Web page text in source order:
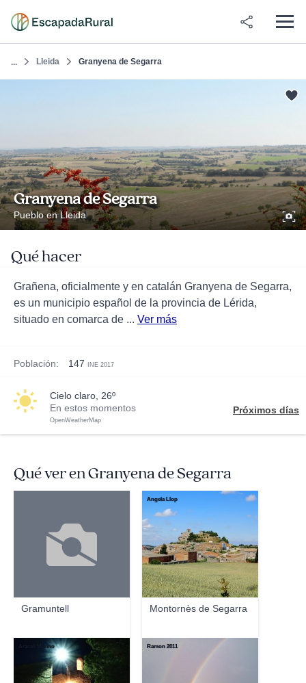
... Lleida Granyena de Segarra
Granyena de Segarra
Pueblo en Lleida
Qué hacer
Grañena, oficialmente y en catalán Granyena de Segarra,
es un municipio español de la provincia de Lérida,
situado en comarca de ... Ver más
Población: 147 INE 2017
cielo claro, 26º
En estos momentos
OpenWeatherMap
Próximos días
Qué ver en Granyena de Segarra
Gramuntell Montornès de Segarra
Angela Llop
Araceli Merino Ramon 2011